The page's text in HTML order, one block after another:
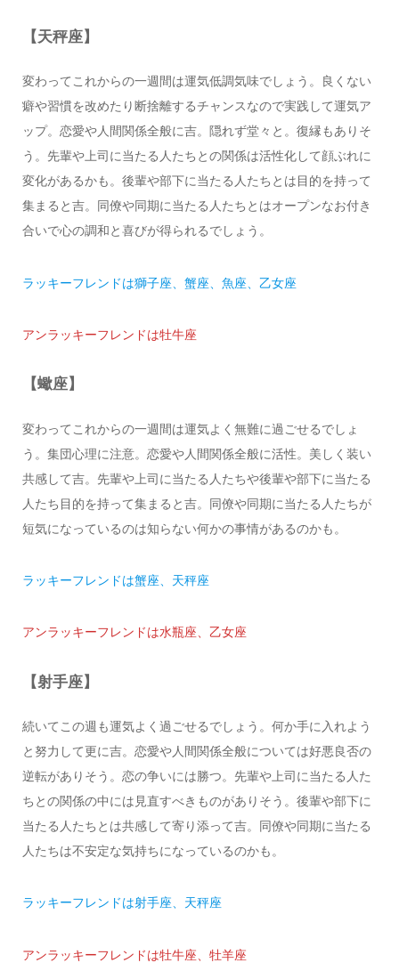
【天秤座】
変わってこれからの一週間は運気低調気味でしょう。良くない
癖や習慣を改めたり断捨離するチャンスなので実践して運気ア
ップ。恋愛や人間関係全般に吉。隠れず堂々と。復縁もありそ
う。先輩や上司に当たる人たちとの関係は活性化して顔ぶれに
変化があるかも。後輩や部下に当たる人たちとは目的を持って
集まると吉。同僚や同期に当たる人たちとはオープンなお付き
合いで心の調和と喜びが得られるでしょう。
ラッキーフレンドは獅子座、蟹座、魚座、乙女座
アンラッキーフレンドは牡牛座
【蠍座】
変わってこれからの一週間は運気よく無難に過ごせるでしょ
う。集団心理に注意。恋愛や人間関係全般に活性。美しく装い
共感して吉。先輩や上司に当たる人たちや後輩や部下に当たる
人たち目的を持って集まると吉。同僚や同期に当たる人たちが
短気になっているのは知らない何かの事情があるのかも。
ラッキーフレンドは蟹座、天秤座
アンラッキーフレンドは水瓶座、乙女座
【射手座】
続いてこの週も運気よく過ごせるでしょう。何か手に入れよう
と努力して更に吉。恋愛や人間関係全般については好悪良否の
逆転がありそう。恋の争いには勝つ。先輩や上司に当たる人た
ちとの関係の中には見直すべきものがありそう。後輩や部下に
当たる人たちとは共感して寄り添って吉。同僚や同期に当たる
人たちは不安定な気持ちになっているのかも。
ラッキーフレンドは射手座、天秤座
アンラッキーフレンドは牡牛座、牡羊座